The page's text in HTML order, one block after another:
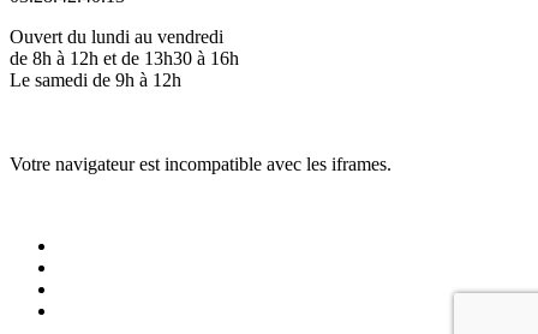
Ouvert du lundi au vendredi
de 8h à 12h et de 13h30 à 16h
Le samedi de 9h à 12h
Votre navigateur est incompatible avec les iframes.